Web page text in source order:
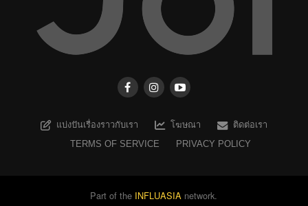
แบ่งปันเรื่องราวกับเรา โฆษณา
ติดต่อเรา
TERMS OF SERVICE
PRIVACY POLICY
Part of the INFLUASIA network.